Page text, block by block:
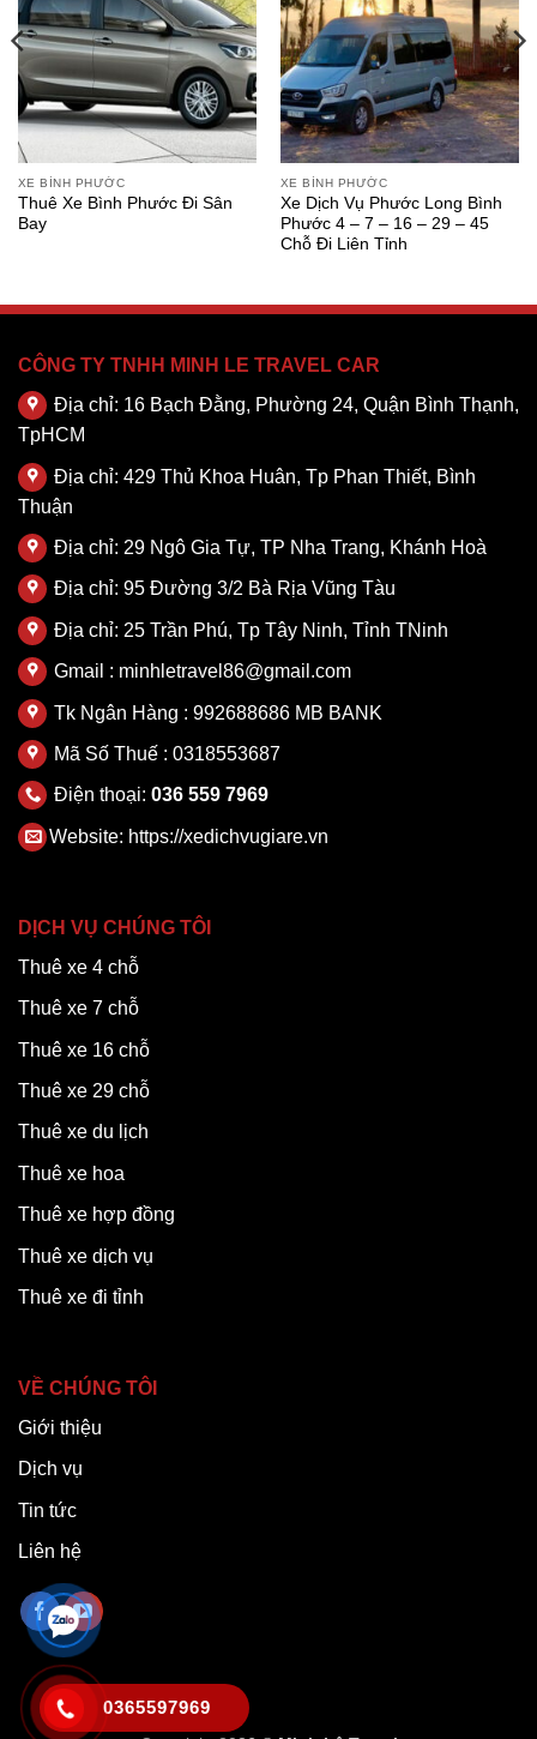
XE BÌNH PHƯỚC
Thuê Xe Bình Phước Đi Sân
Bay
XE BÌNH PHƯỚC
Xe Dịch Vụ Phước Long Bình
Phước 4 – 7 – 16 – 29 – 45
Chỗ Đi Liên Tỉnh
CÔNG TY TNHH MINH LE TRAVEL CAR
Địa chỉ: 16 Bạch Đằng, Phường 24, Quận Bình Thạnh,
TpHCM
Địa chỉ: 429 Thủ Khoa Huân, Tp Phan Thiết, Bình
Thuận
Địa chỉ: 29 Ngô Gia Tự, TP Nha Trang, Khánh Hoà
Địa chỉ: 95 Đường 3/2 Bà Rịa Vũng Tàu
Địa chỉ: 25 Trần Phú, Tp Tây Ninh, Tỉnh TNinh
Gmail : minhletravel86@gmail.com
Tk Ngân Hàng : 992688686 MB BANK
Mã Số Thuế : 0318553687
Điện thoại: 036 559 7969
Website: https://xedichvugiare.vn
DỊCH VỤ CHÚNG TÔI
Thuê xe 4 chỗ
Thuê xe 7 chỗ
Thuê xe 16 chỗ
Thuê xe 29 chỗ
Thuê xe du lịch
Thuê xe hoa
Thuê xe hợp đồng
Thuê xe dịch vụ
Thuê xe đi tỉnh
VỀ CHÚNG TÔI
Giới thiệu
Dịch vụ
Tin tức
Liên hệ
0365597969